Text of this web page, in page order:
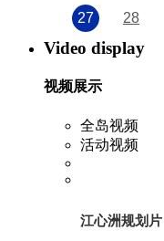
27 28
Video display
视频展示
全岛视频
活动视频
江心洲规划片